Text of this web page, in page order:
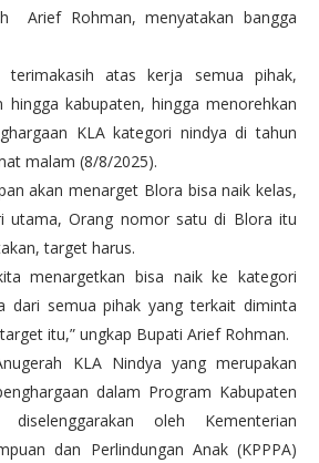
Arief Rohman, menyatakan bangga
terimakasih atas kerja semua pihak,
hingga kabupaten, hingga menorehkan
KLA kategori nindya di tahun
malam (8/8/2025).
akan menarget Blora bisa naik kelas,
utama, Orang nomor satu di Blora itu
target harus.
menargetkan bisa naik ke kategori
dari semua pihak yang terkait diminta
itu,” ungkap Bupati Arief Rohman.
KLA Nindya yang merupakan
dalam Program Kabupaten
oleh Kementerian
dan Perlindungan Anak (KPPPA)